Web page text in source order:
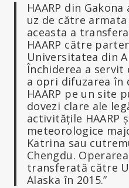
HAARP din
uz de către armata
aceasta a
HAARP către
Universitatea din
Închiderea a
a opri difuzarea în
HAARP pe un site
dovezi clare ale
activitățile HAARP
meteorologice
Katrina sau
Chengdu.
transferată către
Alaska în 2015.”